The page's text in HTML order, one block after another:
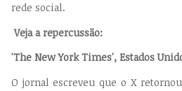
rede social.
Veja a repercussão:
'The New York Times', Estados
O jornal escreveu que o X